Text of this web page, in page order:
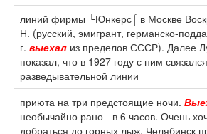
линий фирмы └Юнкерс⌠ в Москве
Н. (русский, эмигрант, германско-
г. выехал из пределов СССР). Далее
показал, что в 1927 году с ним
разведывательной линии
приюта на три предстоящие ночи.
необычайно рано - в 6 часов. Очень
добраться до горных лыж. Челябинск